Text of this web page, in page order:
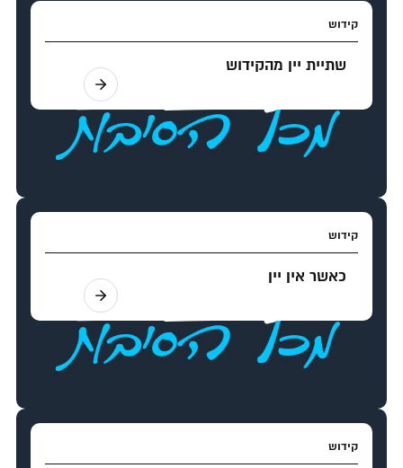
קידוש
שתיית יין מהקידוש
קידוש
כאשר אין יין
קידוש